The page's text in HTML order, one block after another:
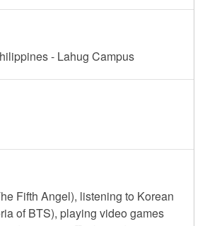
- Lahug Campus
Fifth Angel), listening to Korean
of BTS), playing video games